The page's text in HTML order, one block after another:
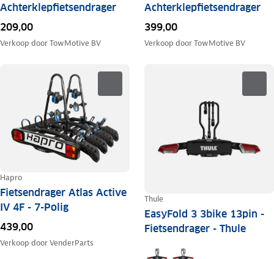
Achterklepfietsendrager
209,00
Verkoop doorTowMotive BV
Achterklepfietsendrager
399,00
Verkoop doorTowMotive BV
Hapro
Fietsendrager Atlas Active
IV 4F - 7-Polig
439,00
Verkoop doorVenderParts
Thule
EasyFold 3 3bike 13pin -
Fietsendrager - Thule